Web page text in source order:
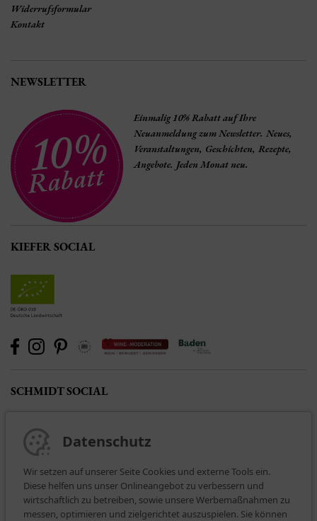
Widerrufsformular
Kontakt
NEWSLETTER
Einmalig 10% Rabatt auf Ihre
Neuanmeldung zum Newsletter. Neues,
Veranstaltungen, Geschichten, Rezepte,
Angebote. Jeden Monat neu.
KIEFER SOCIAL
SCHMIDT SOCIAL
Datenschutz
Wir setzen auf unserer Seite Cookies und externe Tools ein.
Diese helfen uns unser Onlineangebot zu verbessern und
wirtschaftlich zu betreiben, sowie unsere Werbemaßnahmen zu
messen, optimieren und zielgerichtet auszuspielen. Sie können